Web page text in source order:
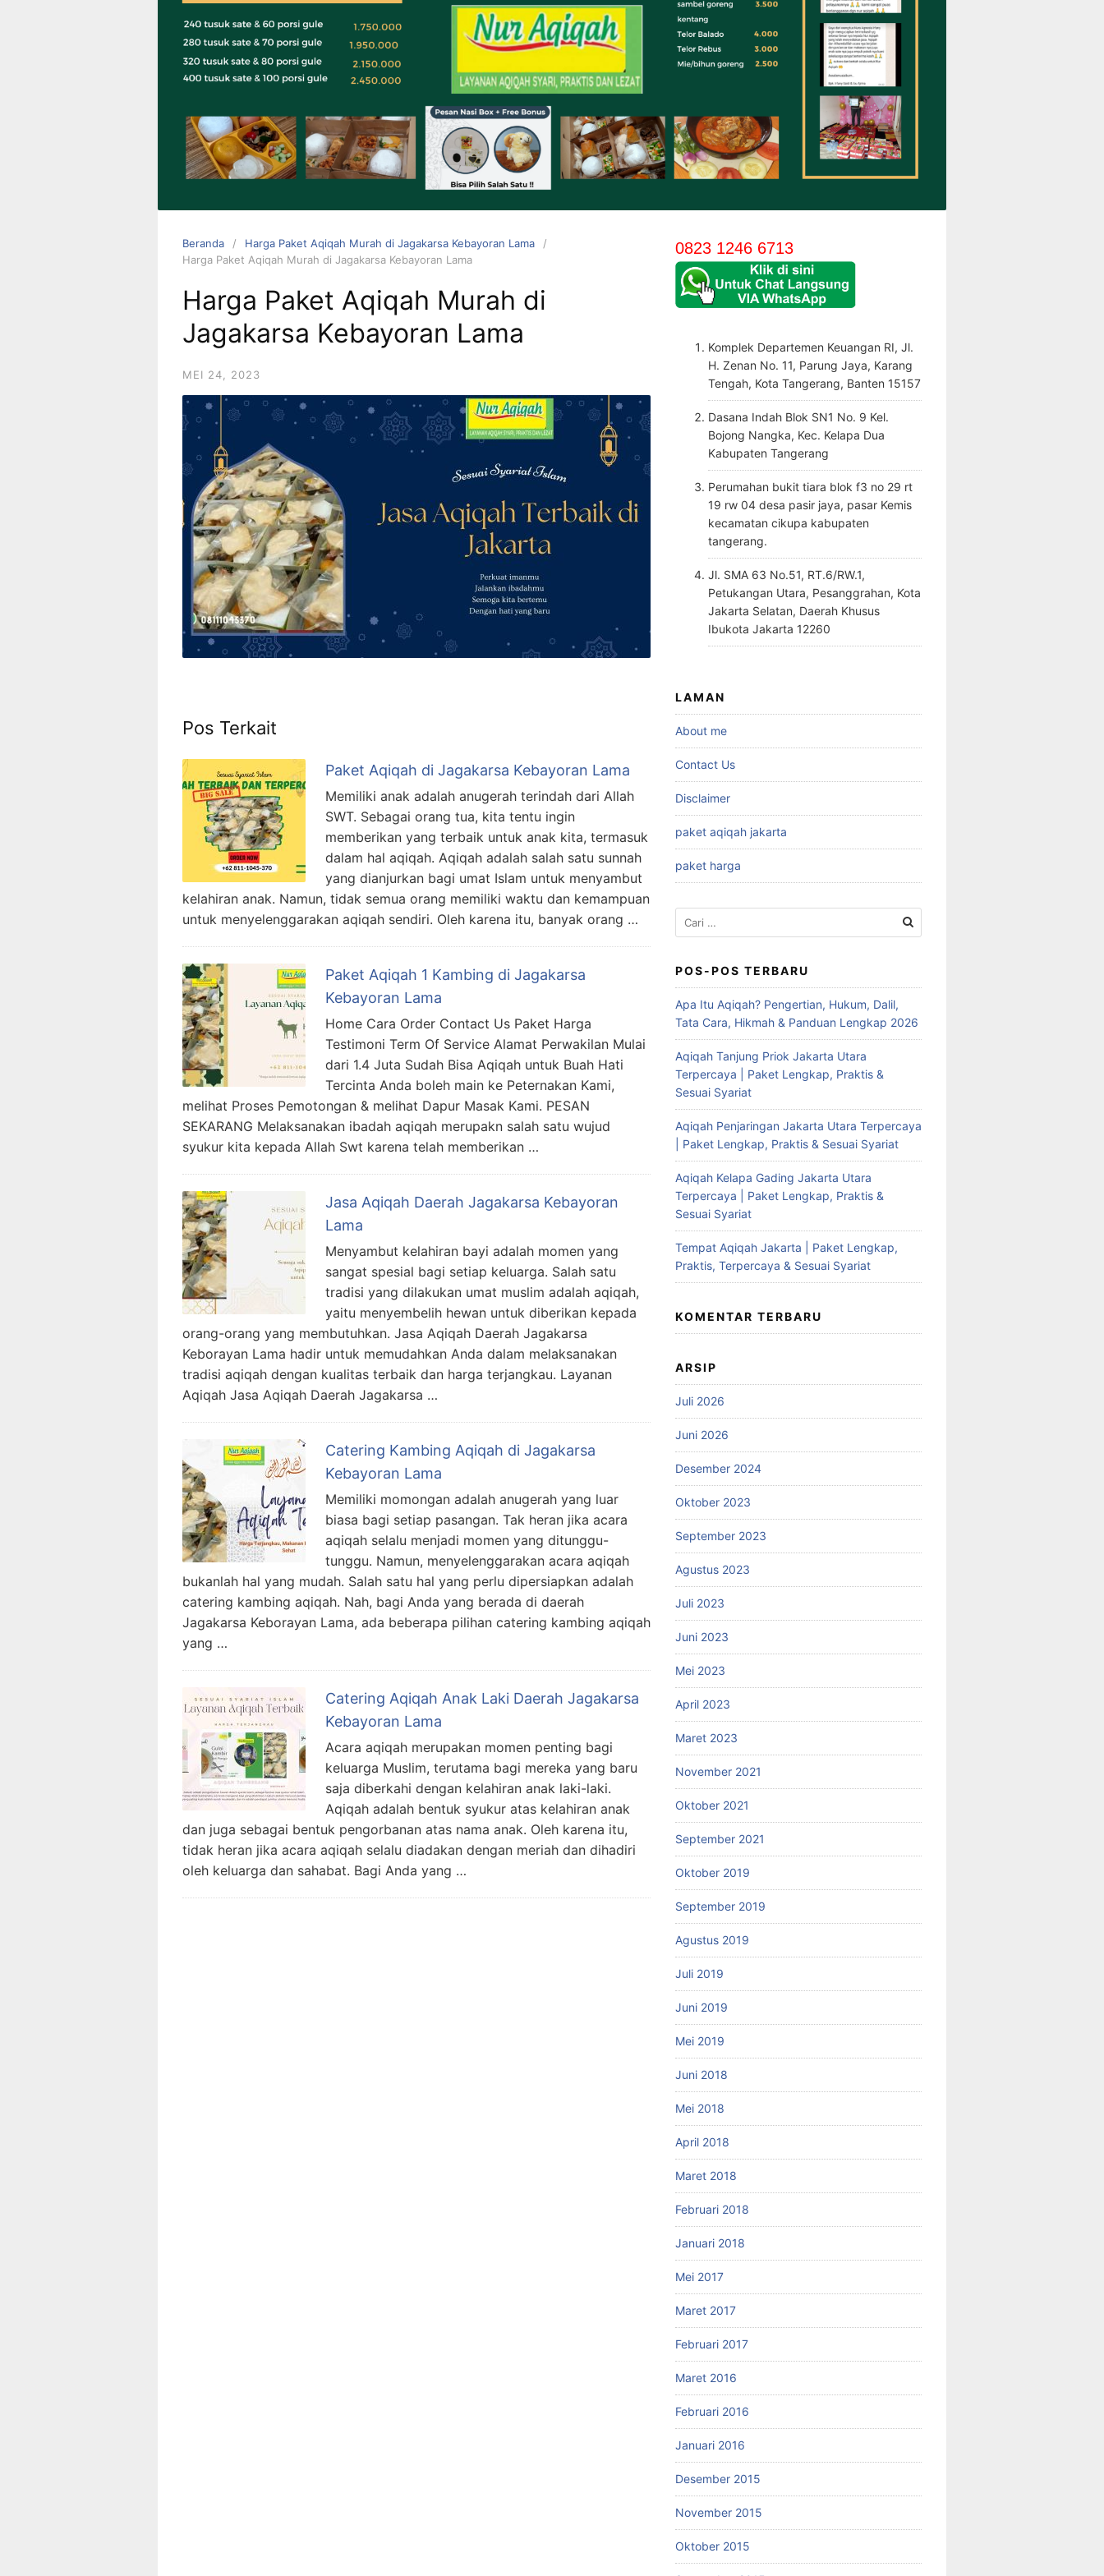
0823 1246
6713
Beranda
Harga Paket Aqiqah Murah di Jagakarsa Kebayoran Lama
Harga Paket Aqiqah Murah di Jagakarsa Kebayoran Lama
Harga Paket Aqiqah Murah di
Jagakarsa Kebayoran Lama
MEI 24, 2023
Pos Terkait
Paket Aqiqah di Jagakarsa Kebayoran Lama
Memiliki anak adalah anugerah terindah dari Allah
SWT. Sebagai orang tua, kita tentu ingin
memberikan yang terbaik untuk anak kita, termasuk
dalam hal aqiqah. Aqiqah adalah salah satu sunnah
yang dianjurkan bagi umat Islam untuk menyambut
kelahiran anak. Namun, tidak semua orang memiliki waktu dan kemampuan
untuk menyelenggarakan aqiqah sendiri. Oleh karena itu, banyak orang …
Paket Aqiqah 1 Kambing di Jagakarsa
Kebayoran Lama
Home Cara Order Contact Us Paket Harga
Testimoni Term Of Service Alamat Perwakilan Mulai
dari 1.4 Juta Sudah Bisa Aqiqah untuk Buah Hati
Tercinta Anda boleh main ke Peternakan Kami,
melihat Proses Pemotongan & melihat Dapur Masak Kami. PESAN
SEKARANG Melaksanakan ibadah aqiqah merupakn salah satu wujud
syukur kita kepada Allah Swt karena telah memberikan …
Jasa Aqiqah Daerah Jagakarsa Kebayoran
Lama
Menyambut kelahiran bayi adalah momen yang
sangat spesial bagi setiap keluarga. Salah satu
tradisi yang dilakukan umat muslim adalah aqiqah,
yaitu menyembelih hewan untuk diberikan kepada
orang-orang yang membutuhkan. Jasa Aqiqah Daerah Jagakarsa
Keborayan Lama hadir untuk memudahkan Anda dalam melaksanakan
tradisi aqiqah dengan kualitas terbaik dan harga terjangkau. Layanan
Aqiqah Jasa Aqiqah Daerah Jagakarsa …
Catering Kambing Aqiqah di Jagakarsa
Kebayoran Lama
Memiliki momongan adalah anugerah yang luar
biasa bagi setiap pasangan. Tak heran jika acara
aqiqah selalu menjadi momen yang ditunggu-
tunggu. Namun, menyelenggarakan acara aqiqah
bukanlah hal yang mudah. Salah satu hal yang perlu dipersiapkan adalah
catering kambing aqiqah. Nah, bagi Anda yang berada di daerah
Jagakarsa Keborayan Lama, ada beberapa pilihan catering kambing aqiqah
yang …
Catering Aqiqah Anak Laki Daerah Jagakarsa
Kebayoran Lama
Acara aqiqah merupakan momen penting bagi
keluarga Muslim, terutama bagi mereka yang baru
saja diberkahi dengan kelahiran anak laki-laki.
Aqiqah adalah bentuk syukur atas kelahiran anak
dan juga sebagai bentuk pengorbanan atas nama anak. Oleh karena itu,
tidak heran jika acara aqiqah selalu diadakan dengan meriah dan dihadiri
oleh keluarga dan sahabat. Bagi Anda yang …
0823 1246 6713
Komplek Departemen Keuangan RI, Jl.
H. Zenan No. 11, Parung Jaya, Karang
Tengah, Kota Tangerang, Banten 15157
Dasana Indah Blok SN1 No. 9 Kel.
Bojong Nangka, Kec. Kelapa Dua
Kabupaten Tangerang
Perumahan bukit tiara blok f3 no 29 rt
19 rw 04 desa pasir jaya, pasar Kemis
kecamatan cikupa kabupaten
tangerang.
Jl. SMA 63 No.51, RT.6/RW.1,
Petukangan Utara, Pesanggrahan, Kota
Jakarta Selatan, Daerah Khusus
Ibukota Jakarta 12260
LAMAN
About me
Contact Us
Disclaimer
paket aqiqah jakarta
paket harga
Cari
untuk:
POS-POS TERBARU
Apa Itu Aqiqah? Pengertian, Hukum, Dalil,
Tata Cara, Hikmah & Panduan Lengkap 2026
Aqiqah Tanjung Priok Jakarta Utara
Terpercaya | Paket Lengkap, Praktis &
Sesuai Syariat
Aqiqah Penjaringan Jakarta Utara Terpercaya
| Paket Lengkap, Praktis & Sesuai Syariat
Aqiqah Kelapa Gading Jakarta Utara
Terpercaya | Paket Lengkap, Praktis &
Sesuai Syariat
Tempat Aqiqah Jakarta | Paket Lengkap,
Praktis, Terpercaya & Sesuai Syariat
KOMENTAR TERBARU
ARSIP
Juli 2026
Juni 2026
Desember 2024
Oktober 2023
September 2023
Agustus 2023
Juli 2023
Juni 2023
Mei 2023
April 2023
Maret 2023
November 2021
Oktober 2021
September 2021
Oktober 2019
September 2019
Agustus 2019
Juli 2019
Juni 2019
Mei 2019
Juni 2018
Mei 2018
April 2018
Maret 2018
Februari 2018
Januari 2018
Mei 2017
Maret 2017
Februari 2017
Maret 2016
Februari 2016
Januari 2016
Desember 2015
November 2015
Oktober 2015